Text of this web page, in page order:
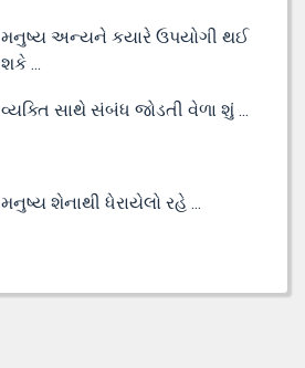
મનુષ્ય અન્યને કયારે ઉપયોગી થઈ
શકે ...
વ્યક્તિ સાથે સંબંધ જોડતી વેળા શું ...
મનુષ્ય શેનાથી ધેરાયેલો રહે ...